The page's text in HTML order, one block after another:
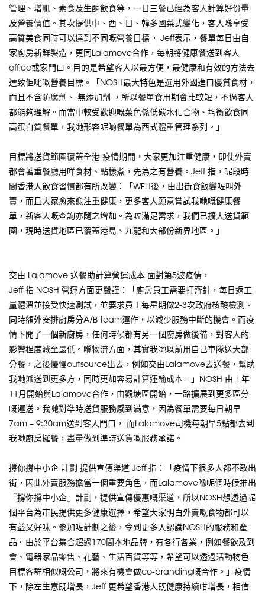
管理、增肌、素食及生酮飲食等，一日三餐已經為客人計算好份量
及營養價值。其次提供中、西、日、韓多國菜式變化，客人喺享受
高質美食同時可以達到不同嘅營養目標。 Jeff表示，餐單每日由自
家廚房新鮮製造，更同Lalamove合作，每朝將健康餐送到客人
office或家門口。目的是希望客人以最方便，最健康和有效的方法去
達致佢哋嘅營養目標。「NOSH最大特色是選用外國進口優質食材，
而且不含防腐劑、 無添加劑 ，所以餐單食用期會比較短，不過客人
都能夠理解。而當中較受歡迎嘅菜色係低碳水化合物、均衡飲食同
高蛋白質餐單，我哋形容呢啲餐單為西式體重管理系列。」
目標將送貨範圍覆蓋全港 疫情期間，大家更加注重健康，即使外賣
都會著重餐廳用咩食材、點樣煮，先為之有營養。Jeff 指，呢段時
間香港人飲食習慣都有所改變：「WFH後，由出街食飯變咗叫外
賣，而且大家愈來愈注重健康，更多客人願意嘗試我哋嘅健康餐
單，新客人嘅查詢亦隨之增加。為咗滿足需求，我們已擴大送貨範
圍，現時送貨地區已覆蓋港島、九龍和大部份新界地區。」
交由 Lalamove 送餐助計算營運成本 面對第5波疫情，
Jeff 指 NOSH 營運方面更嚴謹：「廚房員工需要打齊針，每日返工
量體溫並接受快速測試，並要求員工每星期做2-3次政府核酸檢測。
同時額外安排廚房分A/B team運作，以減少服務中斷的機會。而疫
情下開了一個新廚房，任何時候都有另一個廚房做後備，對客人的
影響程度減至最低。喺物流方面，其實我哋以前用自己車隊送大部
分餐，之後慢慢outsource出去，例如交由Lalamove去送餐，幫助
我哋派送到更多方，同時更加容易計算運輸成本。」NOSH 由上年
11月開始與Lalamove合作，由觀塘區開始，一路擴展到更多區分
嘅運送。我哋對準時送貨服務感到滿意，因為餐單需要每日朝早
7am – 9:30am送到客人門口， 而Lalamove司機每朝早5點都去到
我哋廚房攞餐，盡量做到準時送貨嘅服務承諾。
撐你撐中小企 計劃 提供宣傳渠道 Jeff 指：「疫情下很多人都不敢出
街，因此外賣服務擔當一個重要角色，而Lalamove喺呢個時候推出
『撐你撐中小企』計劃，提供宣傳優惠嘅渠道，所以NOSH想透過呢
個平台為市民提供更多健康選擇，希望大家明白外賣嘅食物都可以
有益又好味。參加咗計劃之後，令到更多人認識NOSH的服務和產
品。由於平台集合超過170間本地品牌，有各行各業，例如餐飲及到
會、電器家品零售、花藝、生活百貨等等，希望可以透過活動物色
目標客群相似嘅公司，將來有機會做co-branding嘅合作。」疫情
下，除左生意既增長，Jeff 更希望香港人既健康持續咁增長，相信